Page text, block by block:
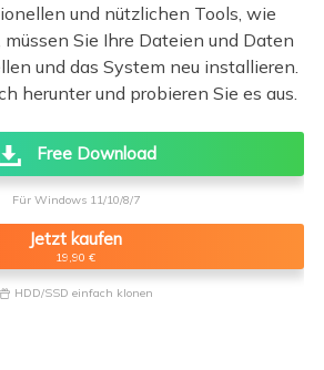
und nützlichen Tools, wie
müssen Sie Ihre Dateien und Daten
und das System neu installieren.
herunter und probieren Sie es aus.
Free Download
Für Windows 11/10/8/7
Jetzt kaufen
19,90 €
 HDD/SSD einfach klonen